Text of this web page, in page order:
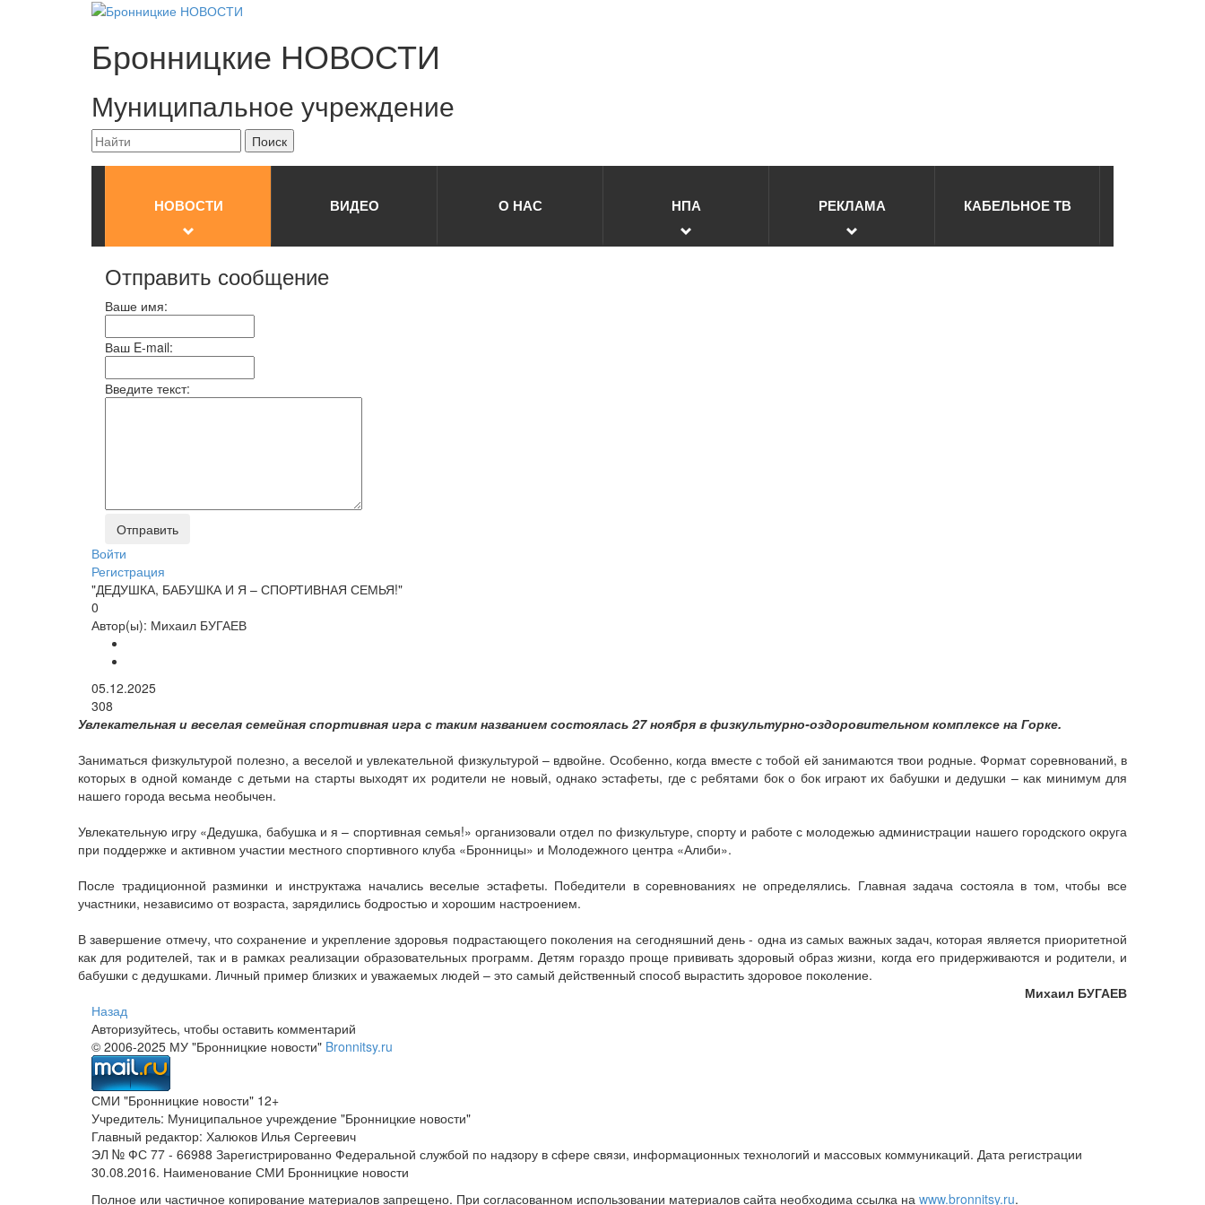
Бронницкие НОВОСТИ
Муниципальное учреждение
НОВОСТИ ВИДЕО О НАС НПА РЕКЛАМА КАБЕЛЬНОЕ ТВ
Отправить сообщение
Ваше имя:
Ваш E-mail:
Введите текст:
Войти
Регистрация
"ДЕДУШКА, БАБУШКА И Я – СПОРТИВНАЯ СЕМЬЯ!"
0
Автор(ы): Михаил БУГАЕВ
05.12.2025
308
Увлекательная и веселая семейная спортивная игра с таким названием состоялась 27 ноября в физкультурно-оздоровительном комплексе на Горке.
Заниматься физкультурой полезно, а веселой и увлекательной физкультурой – вдвойне. Особенно, когда вместе с тобой ей занимаются твои родные. Формат соревнований, в
которых в одной команде с детьми на старты выходят их родители не новый, однако эстафеты, где с ребятами бок о бок играют их бабушки и дедушки – как минимум для
нашего города весьма необычен.
Увлекательную игру «Дедушка, бабушка и я – спортивная семья!» организовали отдел по физкультуре, спорту и работе с молодежью администрации нашего городского округа
при поддержке и активном участии местного спортивного клуба «Бронницы» и Молодежного центра «Алиби».
После традиционной разминки и инструктажа начались веселые эстафеты. Победители в соревнованиях не определялись. Главная задача состояла в том, чтобы все
участники, независимо от возраста, зарядились бодростью и хорошим настроением.
В завершение отмечу, что сохранение и укрепление здоровья подрастающего поколения на сегодняшний день - одна из самых важных задач, которая является приоритетной
как для родителей, так и в рамках реализации образовательных программ. Детям гораздо проще прививать здоровый образ жизни, когда его придерживаются и родители, и
бабушки с дедушками. Личный пример близких и уважаемых людей – это самый действенный способ вырастить здоровое поколение.
Михаил БУГАЕВ
Назад
Авторизуйтесь, чтобы оставить комментарий
© 2006-2025 МУ "Бронницкие новости" Bronnitsy.ru
СМИ "Бронницкие новости" 12+
Учредитель: Муниципальное учреждение "Бронницкие новости"
Главный редактор: Халюков Илья Сергеевич
ЭЛ № ФС 77 - 66988 Зарегистрированно Федеральной службой по надзору в сфере связи, информационных технологий и массовых коммуникаций. Дата регистрации
30.08.2016. Наименование СМИ Бронницкие новости
Полное или частичное копирование материалов запрещено. При согласованном использовании материалов сайта необходима ссылка на www.bronnitsy.ru.